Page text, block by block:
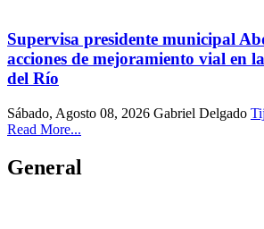
Supervisa presidente municipal
acciones de mejoramiento vial en
del Río
Sábado, Agosto 08, 2026 Gabriel Delgado
Read More...
General